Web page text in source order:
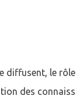
diffusent, le
des